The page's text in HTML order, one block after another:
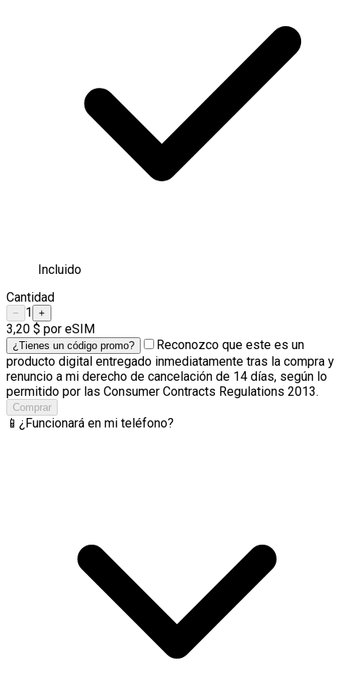
Incluido
Cantidad
− 1 +
3,20 $ por eSIM
¿Tienes un código promo?
Reconozco que este es un
producto digital entregado inmediatamente tras la compra y
renuncio a mi derecho de cancelación de 14 días, según lo
permitido por las Consumer Contracts Regulations 2013.
Comprar
📱 ¿Funcionará en mi teléfono?